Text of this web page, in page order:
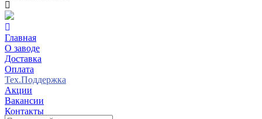
Главная
О заводе
Доставка
Оплата
Тех.Поддержка
Акции
Вакансии
Контакты